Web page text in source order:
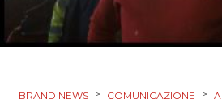
BRAND NEWS > COMUNICAZIONE >